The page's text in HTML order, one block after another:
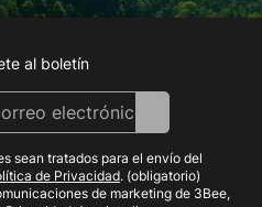
Instagram
Facebook
Linkedin
Youtube
al boletín
sean tratados para el envío del
de Privacidad. (obligatorio)
de marketing de 3Bee,